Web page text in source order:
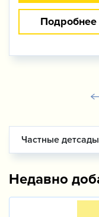
Подробнее
Частные
Недавно